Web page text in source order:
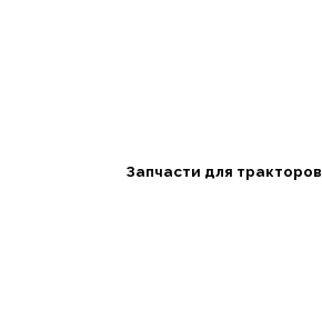
Запчасти для тракторов